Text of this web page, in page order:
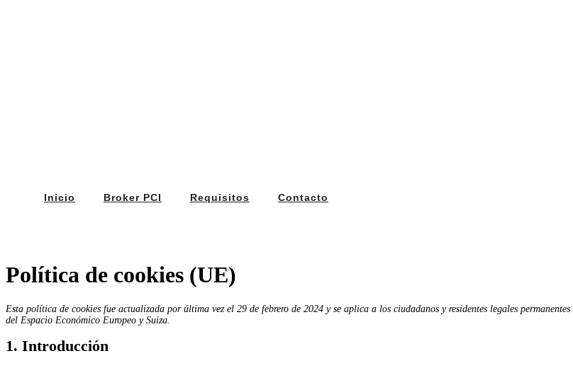
Inicio Broker PCI Requisitos Contacto
Política de cookies (UE)
Esta política de cookies fue actualizada por última vez el 29 de febrero de 2024 y se aplica a los ciudadanos y residentes legales permanentes
del Espacio Económico Europeo y Suiza.
1. Introducción